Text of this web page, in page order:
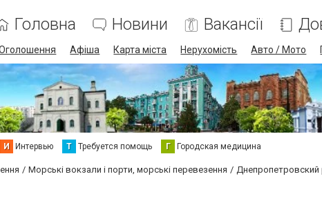
Головна Новини Вакансії
Афіша Карта міста Нерухомість Авто / Мото
И Интервью Т Требуется помощь Г Городская медицина
Морські вокзали і порти, морські перевезення Днепропетровский